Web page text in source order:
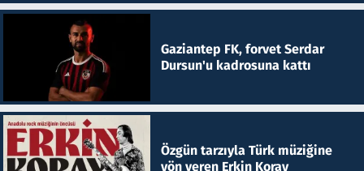
Gaziantep FK, forvet Serdar
Dursun'u kadrosuna kattı
Özgün tarzıyla Türk müziğine
yön veren Erkin Koray